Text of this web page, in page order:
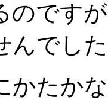
のです
んでし
かたか